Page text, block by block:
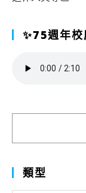
✨75週年校
類型